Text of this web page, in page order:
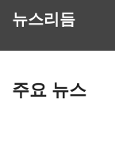
뉴스리듬
주요 뉴스